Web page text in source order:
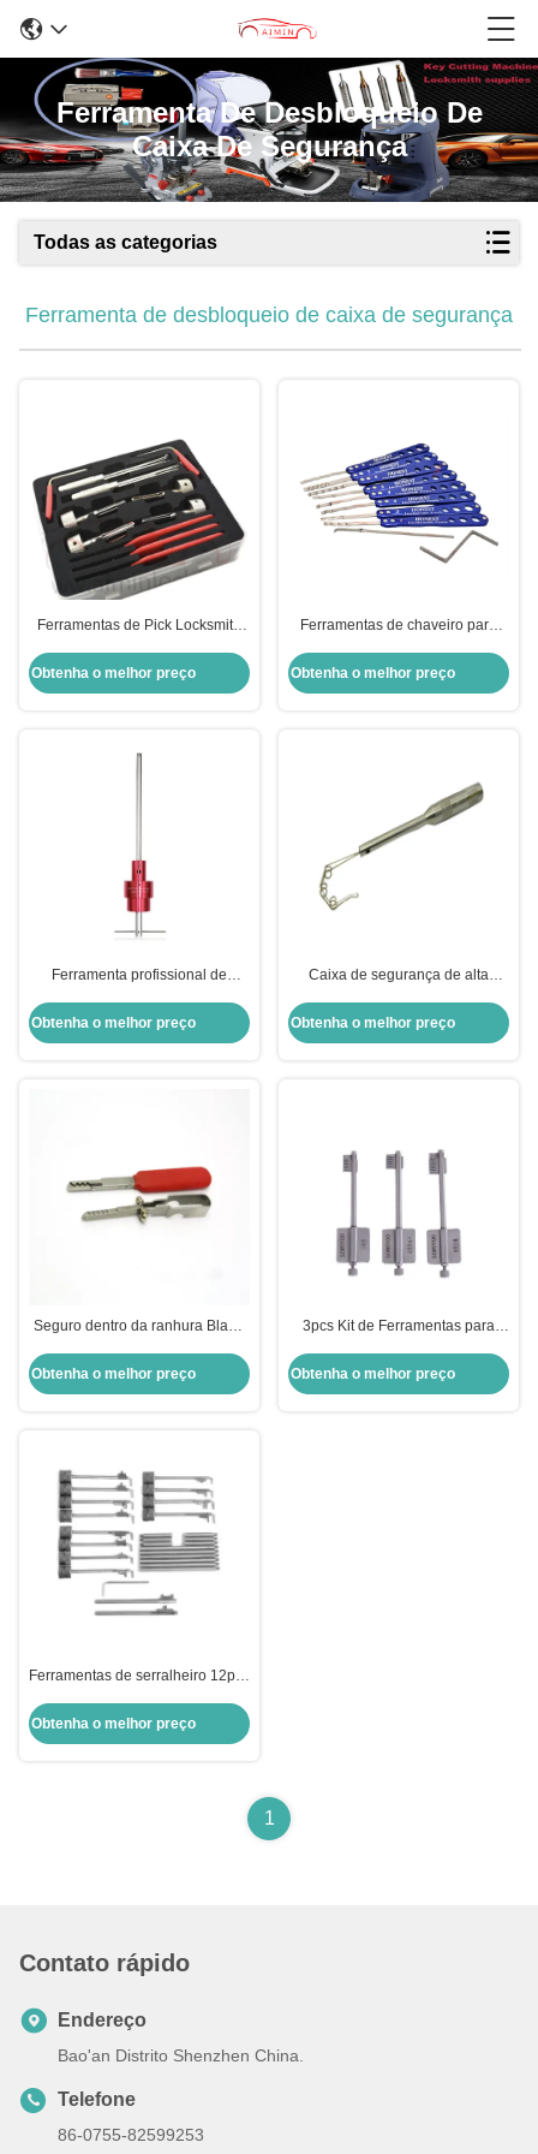
Ferramenta De Desbloqueio De
Caixa De Segurança
Todas as categorias
Ferramenta de desbloqueio de caixa de segurança
Ferramentas de Pick Locksmith
Desbloqueio de Cofres e Caixas
Fortes
Obtenha o melhor preço
Ferramentas de chaveiro para
gazuas Ganchos Conjunto de
gazuas
Obtenha o melhor preço
Ferramenta profissional de
(ATM) 700g para reparo de
fechaduras de cofres Lagard
Obtenha o melhor preço
Caixa de segurança de alta
placa de gancho - Ferramentas
confiáveis dos serralheiros
Obtenha o melhor preço
Seguro dentro da ranhura Blade
rápida Ferramentas manuais
Obtenha o melhor preço
3pcs Kit de Ferramentas para
Feitador de fechaduras
Obtenha o melhor preço
Ferramentas de serralheiro 12pcs
cofres
Obtenha o melhor preço
1
Contato rápido
Endereço
Bao'an Distrito Shenzhen China.
Telefone
86-0755-82599253